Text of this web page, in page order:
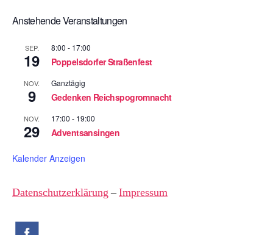
Anstehende Veranstaltungen
SEP.
19
8:00 - 17:00
Poppelsdorfer Straßenfest
NOV.
9
Ganztägig
Gedenken Reichspogromnacht
NOV.
29
17:00 - 19:00
Adventsansingen
Kalender Anzeigen
Datenschutzerklärung–Impressum